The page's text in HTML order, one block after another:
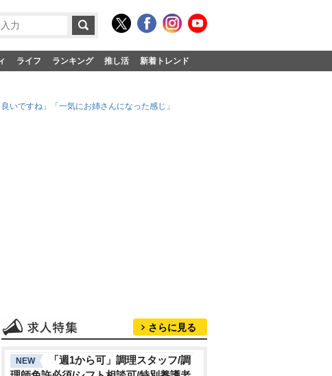
ライフ ランキング 推し活 新着トレンド
いですね」「一気にお姉さんになった感じ」
さらに見る
NEW
「週1から可」調理スタッフ/調